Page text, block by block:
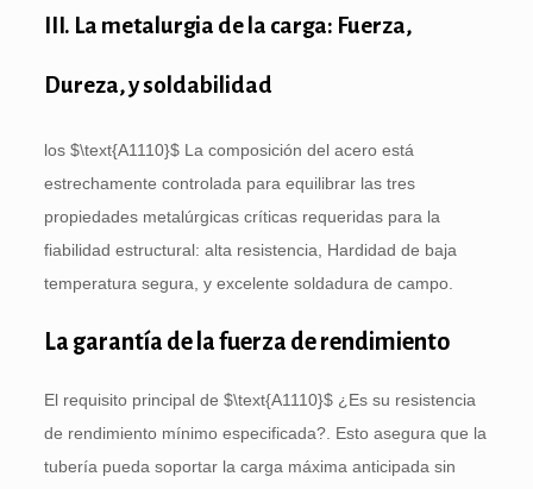
III. La metalurgia de la carga: Fuerza,
Dureza, y soldabilidad
los $\text{A1110}$La composición del acero está
estrechamente controlada para equilibrar las tres
propiedades metalúrgicas críticas requeridas para la
fiabilidad estructural: alta resistencia, Hardidad de baja
temperatura segura, y excelente soldadura de campo.
La garantía de la fuerza de rendimiento
El requisito principal de $\text{A1110}$¿Es su resistencia
de rendimiento mínimo especificada?. Esto asegura que la
tubería pueda soportar la carga máxima anticipada sin